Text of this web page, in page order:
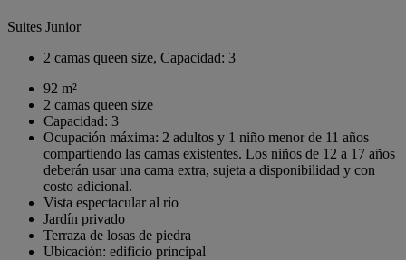
Suites Junior
2 camas queen size, Capacidad: 3
92 m²
2 camas queen size
Capacidad: 3
Ocupación máxima: 2 adultos y 1 niño menor de 11 años
compartiendo las camas existentes. Los niños de 12 a 17 años
deberán usar una cama extra, sujeta a disponibilidad y con
costo adicional.
Vista espectacular al río
Jardín privado
Terraza de losas de piedra
Ubicación: edificio principal